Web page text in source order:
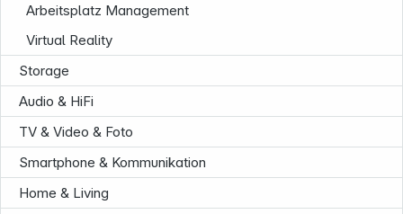
Arbeitsplatz Management
Virtual Reality
Storage
Audio & HiFi
TV & Video & Foto
Smartphone & Kommunikation
Home & Living